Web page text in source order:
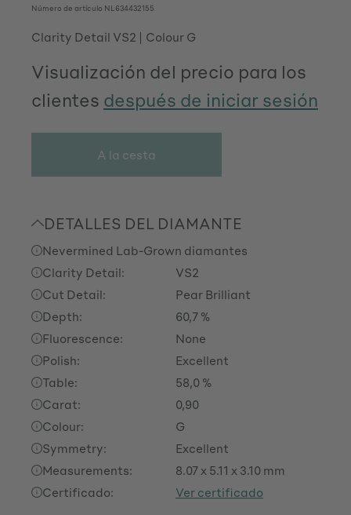
Número de artículo NL634432155
Clarity Detail VS2 Colour G
Visualización del precio para los
clientes después de iniciar sesión
A la cesta
DETALLES DEL DIAMANTE
Nevermined Lab-Grown diamantes
Clarity Detail:
VS2
Cut Detail:
Pear Brilliant
Depth:
60,7 %
Fluorescence:
None
Polish:
Excellent
Table:
58,0 %
Carat:
0,90
Colour:
G
Symmetry:
Excellent
Measurements:
8.07 x 5.11 x 3.10 mm
Certificado:
Ver certificado